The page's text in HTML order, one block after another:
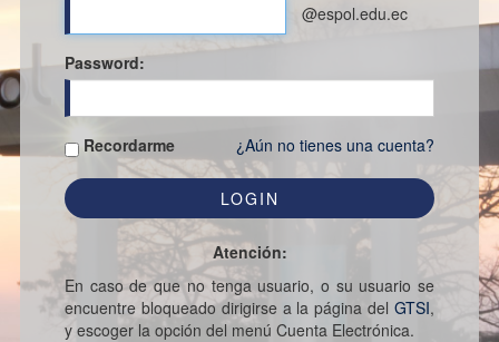
@espol.edu.ec
Password:
Recordarme ¿Aún no tienes una cuenta?
Atención:
En caso de que no tenga usuario, o su usuario se
encuentre bloqueado dirigirse a la página delGTSI,
y escoger la opción del menú Cuenta Electrónica.